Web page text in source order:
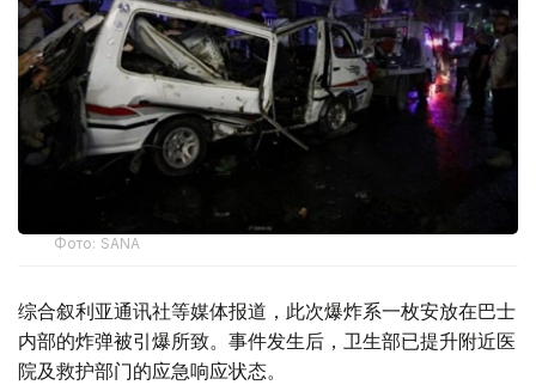
Фото: SANA
综合叙利亚通讯社等媒体报道，此次爆炸系一枚安放在巴士
内部的炸弹被引爆所致。事件发生后，卫生部已提升附近医
院及救护部门的应急响应状态。